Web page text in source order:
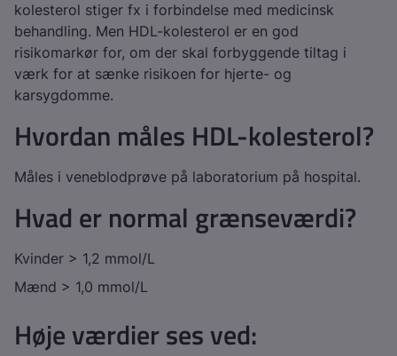
kolesterol stiger fx i forbindelse med medicinsk
behandling. Men HDL-kolesterol er en god
risikomarkør for, om der skal forbyggende tiltag i
værk for at sænke risikoen for hjerte- og
karsygdomme.
Hvordan måles HDL-kolesterol?
Måles i veneblodprøve på laboratorium på hospital.
Hvad er normal grænseværdi?
Kvinder > 1,2 mmol/L
Mænd > 1,0 mmol/L
Høje værdier ses ved: